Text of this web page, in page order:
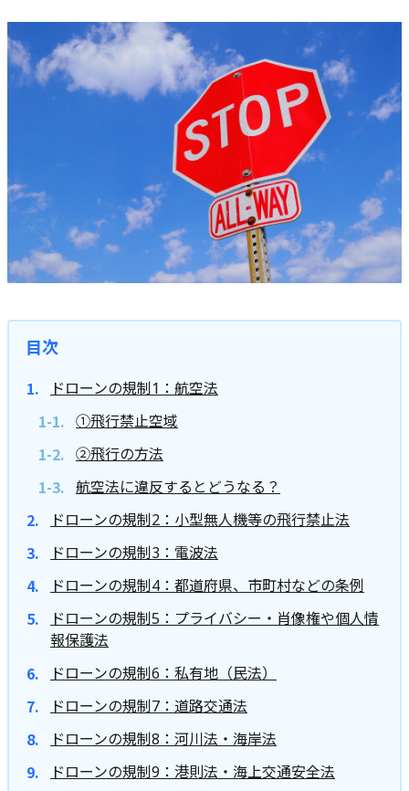
目次
ドローンの規制1：航空法
①飛行禁止空域
②飛行の方法
航空法に違反するとどうなる？
ドローンの規制2：小型無人機等の飛行禁止法
ドローンの規制3：電波法
ドローンの規制4：都道府県、市町村などの条例
ドローンの規制5：プライバシー・肖像権や個人情
報保護法
ドローンの規制6：私有地（民法）
ドローンの規制7：道路交通法
ドローンの規制8：河川法・海岸法
ドローンの規制9：港則法・海上交通安全法